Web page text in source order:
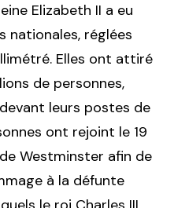
Elizabeth II a eu
nationales, réglées
Elles ont attiré
de personnes,
leurs postes de
ont rejoint le 19
Westminster afin de
à la défunte